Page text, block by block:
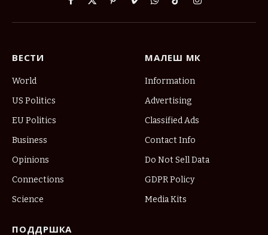
Facebook
X
PinterestVimeoWhatsApp
TikTokInstagram
ВЕСТИ
World
US Politics
EU Politics
Business
Opinions
Connections
Science
МАЛЕШ МК
Information
Advertising
Classified Ads
Contact Info
Do Not Sell Data
GDPR Policy
Media Kits
ПОДДРШКА